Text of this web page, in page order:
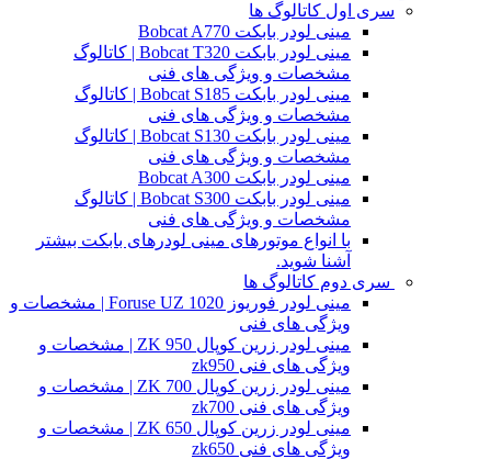
سری اول کاتالوگ ها
مینی لودر بابکت Bobcat A770
مینی لودر بابکت Bobcat T320 | کاتالوگ
مشخصات و ویژگی های فنی
مینی لودر بابکت Bobcat S185 | کاتالوگ
مشخصات و ویژگی های فنی
مینی لودر بابکت Bobcat S130 | کاتالوگ
مشخصات و ویژگی های فنی
مینی لودر بابکت Bobcat A300
مینی لودر بابکت Bobcat S300 | کاتالوگ
مشخصات و ویژگی های فنی
با انواع موتورهای مینی لودرهای بابکت بیشتر
آشنا شوید.
سری دوم کاتالوگ ها
مینی لودر فوریوز Foruse UZ 1020 | مشخصات و
ویژگی های فنی
مینی لودر زرین کوپال ZK 950 | مشخصات و
ویژگی های فنی zk950
مینی لودر زرین کوپال ZK 700 | مشخصات و
ویژگی های فنی zk700
مینی لودر زرین کوپال ZK 650 | مشخصات و
ویژگی های فنی zk650